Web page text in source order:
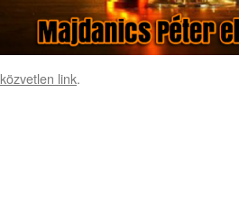
közvetlen link.